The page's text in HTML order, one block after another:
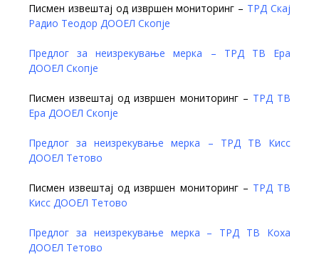
Писмен извештај од извршен мониторинг – ТРД Скај
Радио Теодор ДООЕЛ Скопје
Предлог за неизрекување мерка – ТРД ТВ Ера
ДООЕЛ Скопје
Писмен извештај од извршен мониторинг – ТРД ТВ
Ера ДООЕЛ Скопје
Предлог за неизрекување мерка – ТРД ТВ Кисс
ДООЕЛ Тетово
Писмен извештај од извршен мониторинг – ТРД ТВ
Кисс ДООЕЛ Тетово
Предлог за неизрекување мерка – ТРД ТВ Коха
ДООЕЛ Тетово